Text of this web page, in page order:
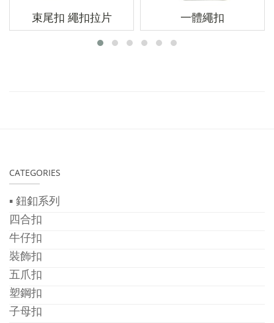
束尾扣 繩扣拉片 一體繩扣
CATEGORIES
▪ 鈕釦系列
四合扣
牛仔扣
裝飾扣
五爪扣
塑鋼扣
子母扣